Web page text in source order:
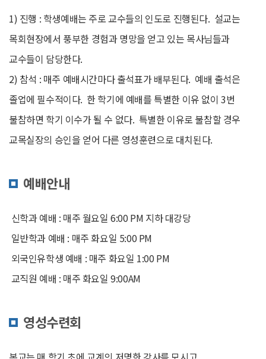
1) 진행 : 학생예배는 주로 교수들의 인도로 진행된다. 설교는
목회현장에서 풍부한 경험과 명망을 얻고 있는 목사님들과
교수들이 담당한다.
2) 참석 : 매주 예배시간마다 출석표가 배부된다. 예배 출석은
졸업에 필수적이다. 한 학기에 예배를 특별한 이유 없이 3번
불참하면 학기 이수가 될 수 없다. 특별한 이유로 불참할 경우
교목실장의 승인을 얻어 다른 영성훈련으로 대치된다.
예배안내
신학과 예배 : 매주 월요일 6:00 PM 지하 대강당
일반학과 예배 : 매주 화요일 5:00 PM
외국인유학생 예배 : 매주 화요일 1:00 PM
교직원 예배 : 매주 화요일 9:00AM
영성수련회